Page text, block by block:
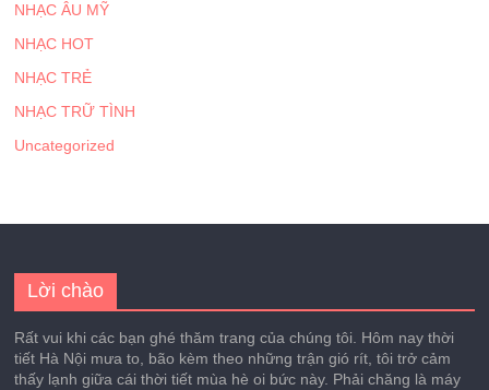
NHẠC ÂU MỸ
NHẠC HOT
NHẠC TRẺ
NHẠC TRỮ TÌNH
Uncategorized
Lời chào
Rất vui khi các bạn ghé thăm trang của chúng tôi. Hôm nay thời
tiết Hà Nội mưa to, bão kèm theo những trận gió rít, tôi trở cảm
thấy lạnh giữa cái thời tiết mùa hè oi bức này. Phải chăng là máy